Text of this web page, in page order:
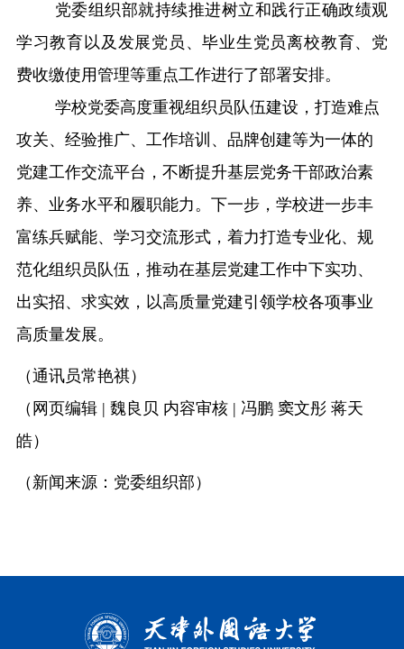
党委组织部就持续推进树立和践行正确政绩观
学习教育以及发展党员、毕业生党员离校教育、党
费收缴使用管理等重点工作进行了部署安排。
学校党委高度重视组织员队伍建设，打造难点
攻关、经验推广、工作培训、品牌创建等为一体的
党建工作交流平台，不断提升基层党务干部政治素
养、业务水平和履职能力。下一步，学校进一步丰
富练兵赋能、学习交流形式，着力打造专业化、规
范化组织员队伍，推动在基层党建工作中下实功、
出实招、求实效，以高质量党建引领学校各项事业
高质量发展。
（通讯员常艳祺）
（网页编辑 | 魏良贝 内容审核 | 冯鹏 窦文彤 蒋天
皓）
（新闻来源：党委组织部）